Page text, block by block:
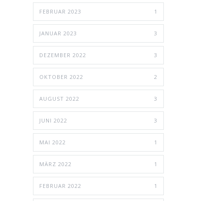
FEBRUAR 2023 1
JANUAR 2023 3
DEZEMBER 2022 3
OKTOBER 2022 2
AUGUST 2022 3
JUNI 2022 3
MAI 2022 1
MÄRZ 2022 1
FEBRUAR 2022 1